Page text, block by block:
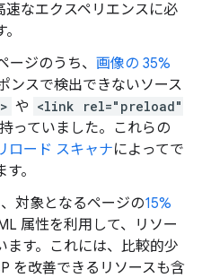
速なエクスペリエンスに必
ージのうち、 画像の 35%
ンスで検出できないソース
や <link rel="preload"
っていました。これらの
ロード スキャナによってで
。
対象となるページの15%
属性を利用して、リソー
ます。これには、比較的少
を改善できるリソースも含